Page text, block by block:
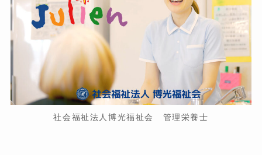
社会福祉法人博光福祉会 管理栄養士